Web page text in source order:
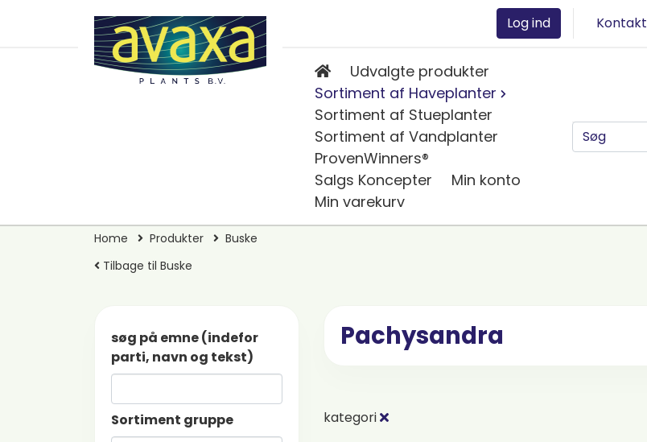
Log ind Kontakt
Udvalgte produkter
Sortiment af Haveplanter
Sortiment af Stueplanter
Sortiment af Vandplanter
ProvenWinners®
Salgs Koncepter
Min konto
Min varekurv
Home Produkter
Buske
Tilbage til Buske
søg på emne (indefor
parti, navn og tekst)
Sortiment gruppe
Pachysandra
kategori